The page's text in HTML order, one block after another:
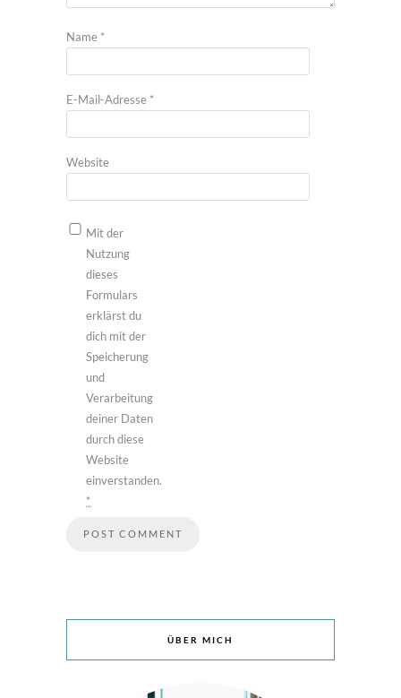
Name *
E-Mail-Adresse *
Website
Mit der
Nutzung
dieses
Formulars
erklärst du
dich mit der
Speicherung
und
Verarbeitung
deiner Daten
durch diese
Website
einverstanden.
*
ÜBER MICH